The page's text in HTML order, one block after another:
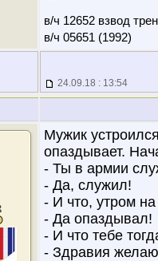
в/ч 12652 взвод
в/ч 05651 (1992)
24.09.18 : 13:54
Мужик
опаздывает.
- Ты в армии
- Да, служил!
- И что, утром
- Да опаздывал!
- И что тебе
- Здравия